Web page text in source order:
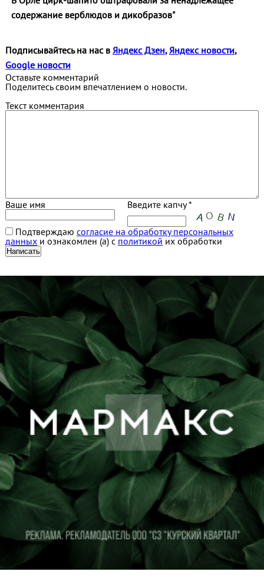
содержание верблюдов и дикобразов"
Подписывайтесь на нас в Яндекс Дзен, Яндекс новости,
Google новости
Оставьте комментарий
Поделитесь своим впечатлением о новости.
Текст комментария
Ваше имя Введите капчу *
Подтверждаю согласие на обработку персональных
данныхи ознакомлен (а) с политикой их обработки